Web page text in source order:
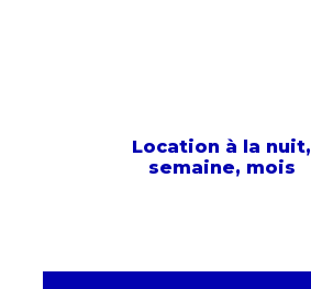
Location à la nuit,
semaine, mois